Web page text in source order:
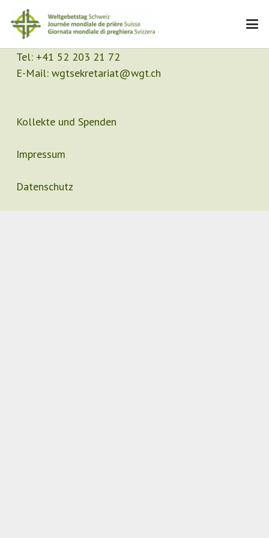
Kontakt
Sekretariat
Tel: +41 52 203 21 72
E-Mail: wgtsekretariat@wgt.ch
Kollekte und Spenden
Impressum
Datenschutz